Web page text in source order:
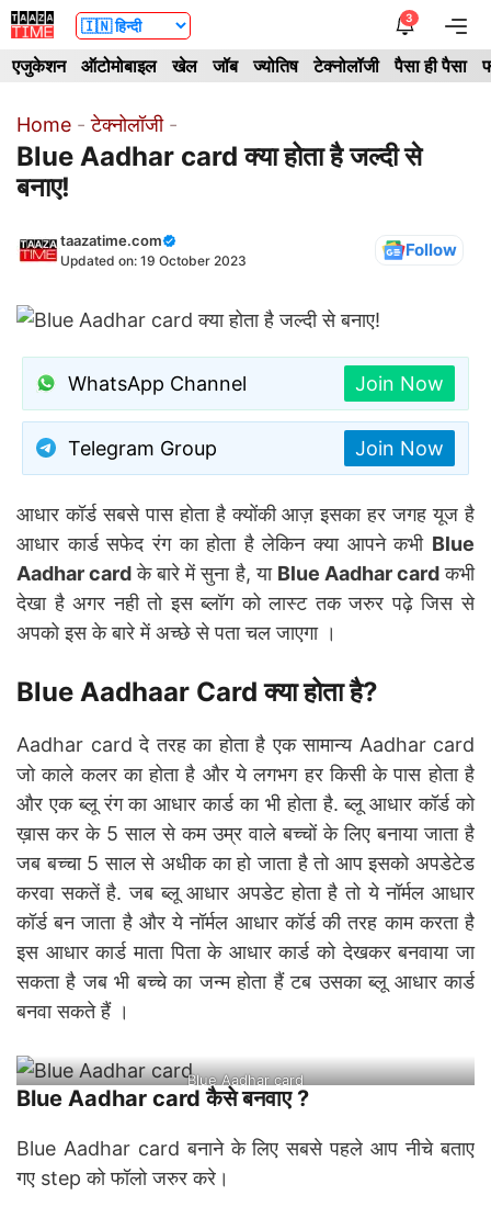
Skip
to
content
3
एजुकेशन ऑटोमोबाइल खेल जॉब ज्योतिष टेक्नोलॉजी पैसा ही पैसा
Home -टेक्नोलॉजी-
Blue Aadhar card क्या होता है जल्दी से
बनाए!
taazatime.com
Updated on: 19 October 2023 Follow
WhatsApp Channel Join Now
Telegram Group Join Now
आधार कॉर्ड सबसे पास होता है क्योंकी आज़ इसका हर जगह यूज है
आधार कार्ड सफेद रंग का होता है लेकिन क्या आपने कभी Blue
Aadhar cardके बारे में सुना है, या Blue Aadhar cardकभी
देखा है अगर नही तो इस ब्लॉग को लास्ट तक जरुर पढ़े जिस से
अपको इस के बारे में अच्छे से पता चल जाएगा ।
Blue Aadhaar Card क्या होता है?
Aadhar card दे तरह का होता है एक सामान्य Aadhar card
जो काले कलर का होता है और ये लगभग हर किसी के पास होता है
और एक ब्लू रंग का आधार कार्ड का भी होता है. ब्लू आधार कॉर्ड को
ख़ास कर के 5 साल से कम उम्र वाले बच्चों के लिए बनाया जाता है
जब बच्चा 5 साल से अधीक का हो जाता है तो आप इसको अपडेटेड
करवा सकतें है. जब ब्लू आधार अपडेट होता है तो ये नॉर्मल आधार
कॉर्ड बन जाता है और ये नॉर्मल आधार कॉर्ड की तरह काम करता है
इस आधार कार्ड माता पिता के आधार कार्ड को देखकर बनवाया जा
सकता है जब भी बच्चे का जन्म होता हैं टब उसका ब्लू आधार कार्ड
बनवा सकते हैं ।
Blue Aadhar card
Blue Aadhar card कैसे बनवाए ?
Blue Aadhar card बनाने के लिए सबसे पहले आप नीचे बताए
गए step को फॉलो जरुर करे।